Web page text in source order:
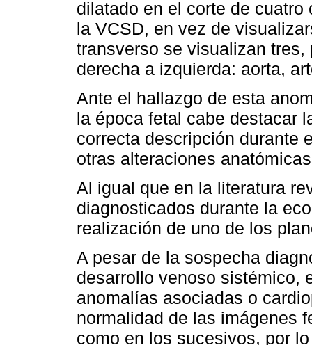
dilatado en el corte de
la VCSD, en vez de
transverso se visualizan
derecha a izquierda: aorta,
Ante el hallazgo de esta
la época fetal cabe destacar
correcta descripción durante
otras alteraciones
Al igual que en la literatura
diagnosticados durante la
realización de uno de los
A pesar de la sospecha
desarrollo venoso sistémico,
anomalías asociadas o
normalidad de las imágenes
como en los sucesivos, por